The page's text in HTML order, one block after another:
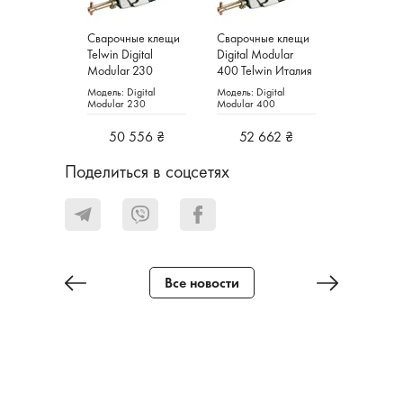
Сварочные клещи
Telwin Digital
Modular 230
Италия
Модель: Digital
Modular 230
50 556 ₴
Сварочные клещи
Digital Modular
400 Telwin Италия
Модель: Digital
Modular 400
52 662 ₴
Поделиться в соцсетях
Все новости